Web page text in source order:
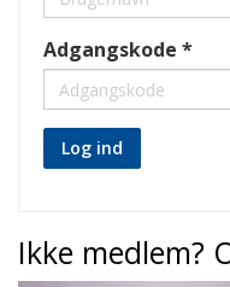
Adgangskode
Log ind
Ikke medlem?